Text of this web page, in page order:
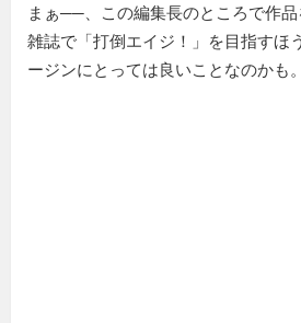
まぁ──、この編集長のところで作
雑誌で「打倒エイジ！」を目指すほ
ージンにとっては良いことなのかも。